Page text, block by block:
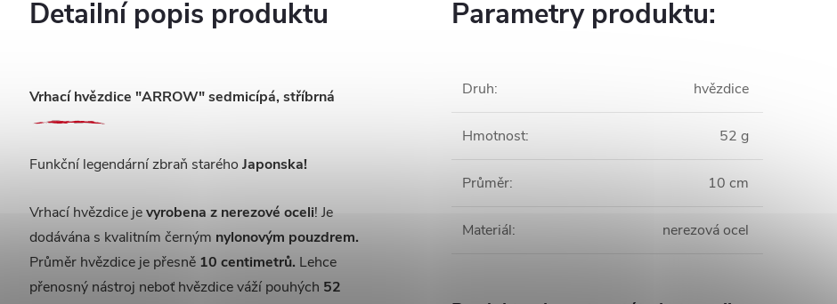
Detailní popis produktu
Vrhací hvězdice "ARROW" sedmicípá, stříbrná
Funkční legendární zbraň starého Japonska!
Vrhací hvězdice jevyrobena z nerezové oceli! Je
dodávána s kvalitním černým nylonovým pouzdrem.
Průměr hvězdice je přesně 10 centimetrů. Lehce
přenosný nástroj neboť hvězdice váží pouhých 52
Parametry produktu:
Druh: hvězdice
Hmotnost: 52 g
Průměr: 10 cm
Materiál: nerezová ocel